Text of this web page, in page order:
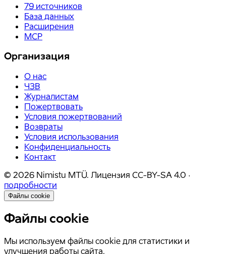
79 источников
База данных
Расширения
MCP
Организация
О нас
ЧЗВ
Журналистам
Пожертвовать
Условия пожертвований
Возвраты
Условия использования
Конфиденциальность
Контакт
© 2026 Nimistu MTÜ. Лицензия CC-BY-SA 4.0 ·
подробности
Файлы cookie
Файлы cookie
Мы используем файлы cookie для статистики и
улучшения работы сайта.